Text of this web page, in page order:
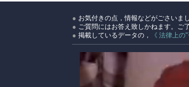
● お気付きの点，情報などがごさいま
● ご質問にはお答え致しかねます。ご
● 掲載しているデータの， 《 法律上の